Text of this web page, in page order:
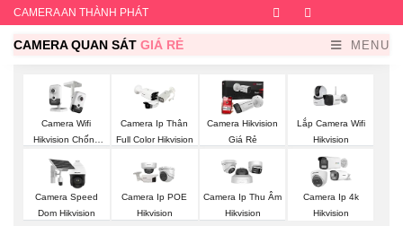
CAMERA AN THÀNH PHÁT Facebook
CAMERA QUAN SÁT GIÁ RẺ MENU
Camera Wifi
Hikvision Chống
Camera Ip Thân
Full Color Hikvision
Camera Hikvision
Giá Rẻ
Lắp Camera Wifi
Hikvision
Camera Speed
Dom Hikvision
Camera Ip POE
Hikvision
Camera Ip Thu Âm
Hikvision
Camera Ip 4k
Hikvision